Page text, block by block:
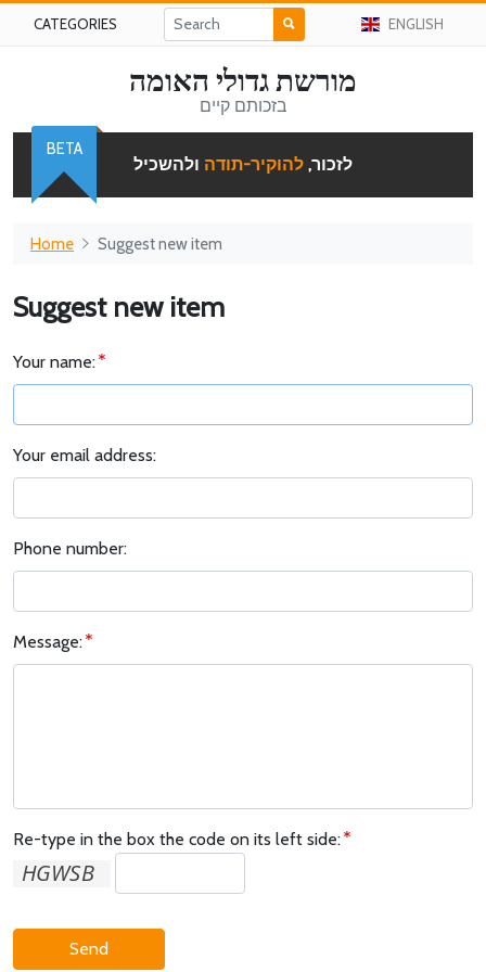
CATEGORIES ENGLISH
מורשת גדולי האומה
בזכותם קיים
לזכור, להוקיר-תודה ולהשכיל
BETA
Home Suggest new item
Suggest new item
Your name:
Your email address:
Phone number:
Message:
Re-type in the box the code on its left side:
Send